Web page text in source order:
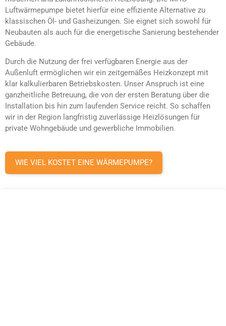
Luftwärmepumpe bietet hierfür eine effiziente Alternative zu
klassischen Öl- und Gasheizungen. Sie eignet sich sowohl für
Neubauten als auch für die energetische Sanierung bestehender
Gebäude.
Durch die Nutzung der frei verfügbaren Energie aus der
Außenluft ermöglichen wir ein zeitgemäßes Heizkonzept mit
klar kalkulierbaren Betriebskosten. Unser Anspruch ist eine
ganzheitliche Betreuung, die von der ersten Beratung über die
Installation bis hin zum laufenden Service reicht. So schaffen
wir in der Region langfristig zuverlässige Heizlösungen für
private Wohngebäude und gewerbliche Immobilien.
WIE VIEL KOSTET EINE WÄRMEPUMPE?